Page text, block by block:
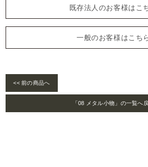
既存法人のお客様はこ
一般のお客様はこち
<< 前の商品へ
「08 メタル小物」の一覧へ